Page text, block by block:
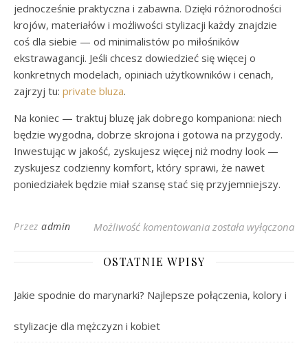
jednocześnie praktyczna i zabawna. Dzięki różnorodności
krojów, materiałów i możliwości stylizacji każdy znajdzie
coś dla siebie — od minimalistów po miłośników
ekstrawagancji. Jeśli chcesz dowiedzieć się więcej o
konkretnych modelach, opiniach użytkowników i cenach,
zajrzyj tu: private bluza.
Na koniec — traktuj bluzę jak dobrego kompaniona: niech
będzie wygodna, dobrze skrojona i gotowa na przygody.
Inwestując w jakość, zyskujesz więcej niż modny look —
zyskujesz codzienny komfort, który sprawi, że nawet
poniedziałek będzie miał szansę stać się przyjemniejszy.
Przez admin Możliwość komentowania Najmodniejsze
została wyłączona
OSTATNIE WPISY
Jakie spodnie do marynarki? Najlepsze połączenia, kolory i
stylizacje dla mężczyzn i kobiet